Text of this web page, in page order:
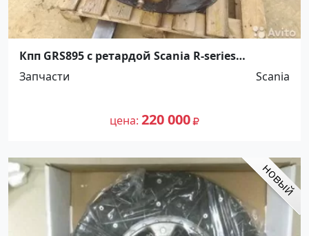
Кпп GRS895 с ретардой Scania R-series
Ст.Холмская
Запчасти Scania
цена 220 000